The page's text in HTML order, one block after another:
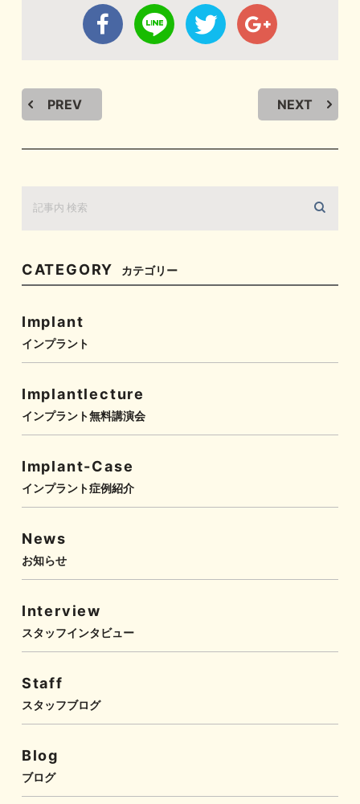
PREV NEXT
CATEGORY カテゴリー
Implant
インプラント
Implantlecture
インプラント無料講演会
Implant-Case
インプラント症例紹介
News
お知らせ
Interview
スタッフインタビュー
Staff
スタッフブログ
Blog
ブログ